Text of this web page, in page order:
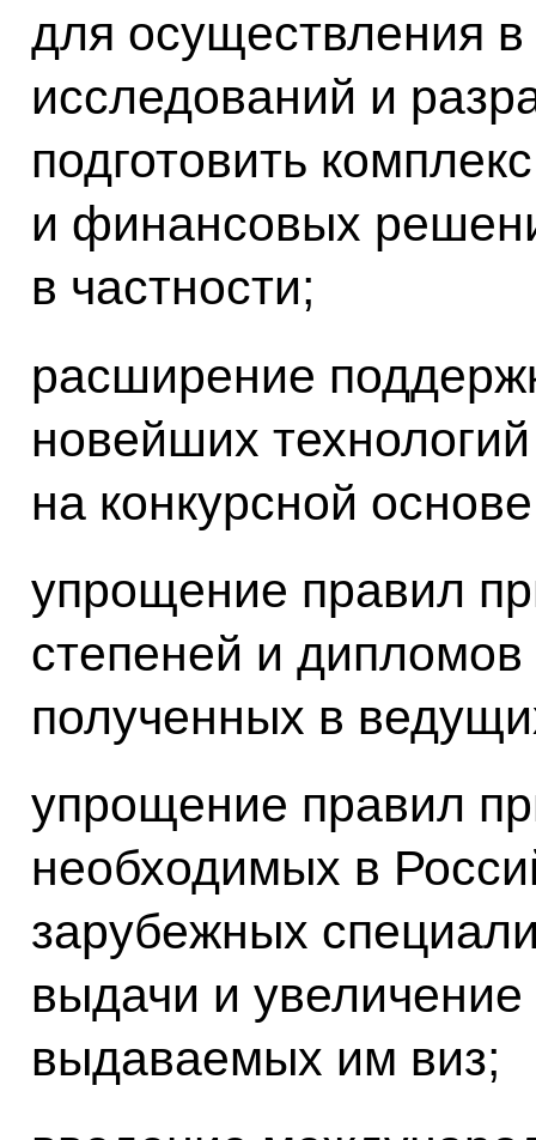
для осуществления
исследований и
подготовить
и финансовых
в частности;
расширение
новейших
на конкурсной
упрощение правил
степеней и
полученных в
упрощение правил
необходимых в
зарубежных
выдачи и
выдаваемых им виз;